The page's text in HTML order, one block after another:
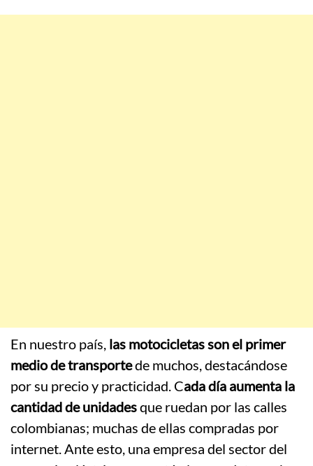
En nuestro país, las motocicletas son el primer
medio de transportede muchos, destacándose
por su precio y practicidad. Cada día aumenta la
cantidad de unidadesque ruedan por las calles
colombianas; muchas de ellas compradas por
internet. Ante esto, una empresa del sector del